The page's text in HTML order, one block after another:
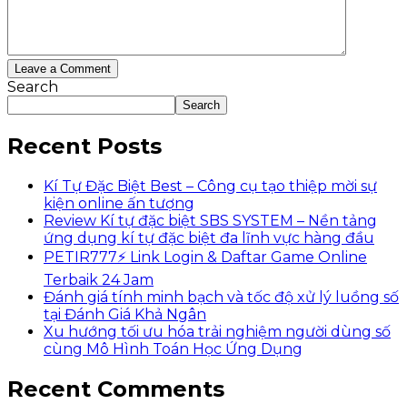
Leave a Comment
Search
Search
Recent Posts
Kí Tự Đặc Biệt Best – Công cụ tạo thiệp mời sự
kiện online ấn tượng
Review Kí tự đặc biệt SBS SYSTEM – Nền tảng
ứng dụng kí tự đặc biệt đa lĩnh vực hàng đầu
PETIR777⚡ Link Login & Daftar Game Online
Terbaik 24 Jam
Đánh giá tính minh bạch và tốc độ xử lý luồng số
tại Đánh Giá Khả Ngân
Xu hướng tối ưu hóa trải nghiệm người dùng số
cùng Mô Hình Toán Học Ứng Dụng
Recent Comments